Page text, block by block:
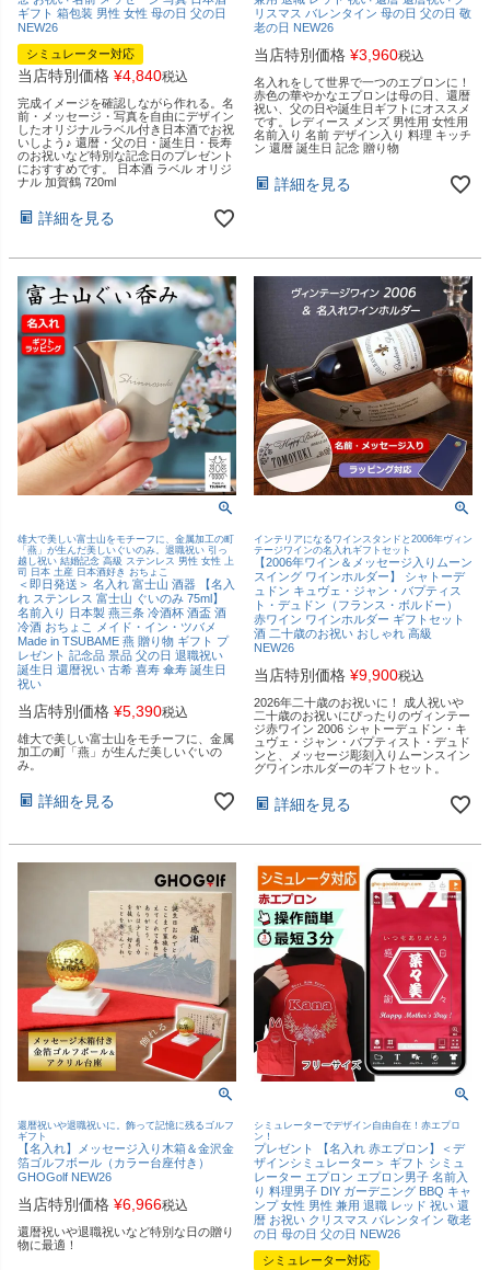
ギフト 箱包装 男性 女性 母の日 父の日
NEW26
シミュレーター対応
当店特別価格 ¥4,840税込
完成イメージを確認しながら作れる。名
前・メッセージ・写真を自由にデザイン
したオリジナルラベル付き日本酒でお祝
いしよう♪ 還暦・父の日・誕生日・長寿
のお祝いなど特別な記念日のプレゼント
におすすめです。 日本酒 ラベル オリジ
ナル 加賀鶴 720ml
詳細を見る
リスマス バレンタイン 母の日 父の日 敬
老の日 NEW26
当店特別価格 ¥3,960税込
名入れをして世界で一つのエプロンに！
赤色の華やかなエプロンは母の日、還暦
祝い、父の日や誕生日ギフトにオススメ
です。レディース メンズ 男性用 女性用
名前入り 名前 デザイン入り 料理 キッチ
ン 還暦 誕生日 記念 贈り物
詳細を見る
雄大で美しい富士山をモチーフに、金属加工の町
「燕」が生んだ美しいぐいのみ。退職祝い 引っ
越し祝い 結婚記念 高級 ステンレス 男性 女性 上
司 日本 土産 日本酒好き おちょこ
＜即日発送＞ 名入れ 富士山 酒器 【名入
れ ステンレス 富士山 ぐいのみ 75ml】
名前入り 日本製 燕三条 冷酒杯 酒盃 酒
冷酒 おちょこ メイド・イン・ツバメ
Made in TSUBAME 燕 贈り物 ギフト プ
レゼント 記念品 景品 父の日 退職祝い
誕生日 還暦祝い 古希 喜寿 傘寿 誕生日
祝い
当店特別価格 ¥5,390税込
雄大で美しい富士山をモチーフに、金属
加工の町「燕」が生んだ美しいぐいの
み。
詳細を見る
インテリアになるワインスタンドと2006年ヴィン
テージワインの名入れギフトセット
【2006年ワイン＆メッセージ入りムーン
スイング ワインホルダー】 シャトーデ
ュドン キュヴェ・ジャン・バプティス
ト・デュドン（フランス・ボルドー）
赤ワイン ワインホルダー ギフトセット
酒 二十歳のお祝い おしゃれ 高級
NEW26
当店特別価格 ¥9,900税込
2026年二十歳のお祝いに！ 成人祝いや
二十歳のお祝いにぴったりのヴィンテー
ジ赤ワイン 2006 シャトーデュドン・キ
ュヴェ・ジャン・バプティスト・デュド
ンと、メッセージ彫刻入りムーンスイン
グワインホルダーのギフトセット。
詳細を見る
還暦祝いや退職祝いに。飾って記憶に残るゴルフ
ギフト
【名入れ】メッセージ入り木箱＆金沢金
箔ゴルフボール（カラー台座付き）
GHOGolf NEW26
当店特別価格 ¥6,966税込
還暦祝いや退職祝いなど特別な日の贈り
物に最適！
シミュレーターでデザイン自由自在！赤エプロ
ン！
プレゼント 【名入れ 赤エプロン】＜デ
ザインシミュレーター＞ ギフト シミュ
レーター エプロン エプロン男子 名前入
り 料理男子 DIY ガーデニング BBQ キャ
ンプ 女性 男性 兼用 退職 レッド 祝い 還
暦 お祝い クリスマス バレンタイン 敬老
の日 母の日 父の日 NEW26
シミュレーター対応